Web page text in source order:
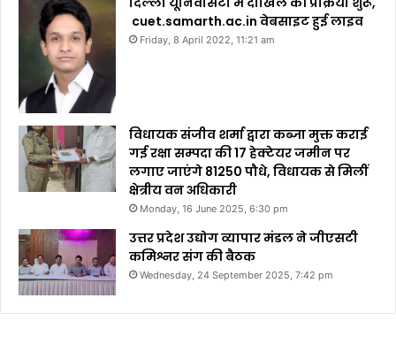
cuet.samarth.ac.in वेबसाइट हुई लाइव
Friday, 8 April 2022, 11:21 am
विधायक संजीव शर्मा द्वारा कब्जा मुक्त कराई
गई रक्षा सम्पदा की 17 हेक्टेयर जमीन पर
लगाए जाएंगे 81250 पौधे, विधायक से मिलीं
क्षेत्रीय वन अधिकारी
Monday, 16 June 2025, 6:30 pm
उत्तर प्रदेश उद्योग व्यापार मंडल ने जीएसटी
कमिश्नर संग की बैठक
Wednesday, 24 September 2025, 7:42 pm